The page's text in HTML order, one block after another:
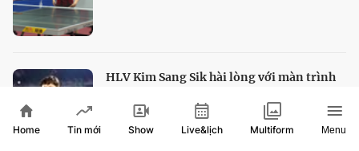
HLV Kim Sang Sik hài lòng với màn trình
Home Tin mới Show Live&lịch Multiform Menu